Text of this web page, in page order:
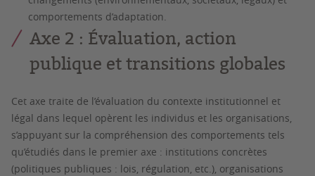
comportements d’adaptation.
Axe 2 : Évaluation, action
publique et transitions globales
Cet axe traite de l’évaluation du contexte institutionnel et
légal dans lequel opèrent les individus et les organisations,
s’appuyant sur la compréhension des comportements tels
qu’étudiés dans le premier axe : institutions concrètes
(politiques publiques : lois, régulation, etc.), organisations